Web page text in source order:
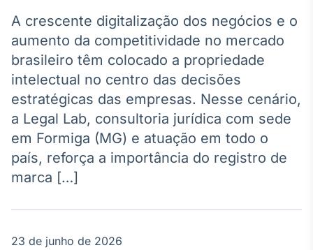
Agro
Tudo sobre o
agronegócio
Broadcast
Político
Os bastidores da
política em
tempo real
Broadcast
A crescente digitalização dos negócios e o
aumento da competitividade no mercado
brasileiro têm colocado a propriedade
intelectual no centro das decisões
estratégicas das empresas. Nesse cenário,
a Legal Lab, consultoria jurídica com sede
em Formiga (MG) e atuação em todo o
país, reforça a importância do registro de
marca […]
23 de junho de 2026